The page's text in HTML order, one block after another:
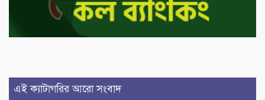
এই ক্যাটাগরির আরো সংবাদ